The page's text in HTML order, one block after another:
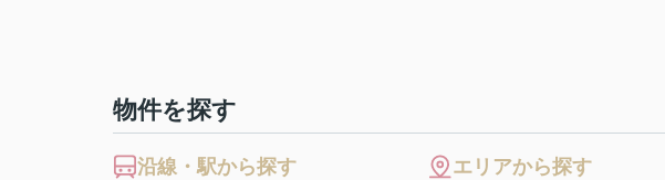
物件を探す
沿線・駅から探す エリアから探す